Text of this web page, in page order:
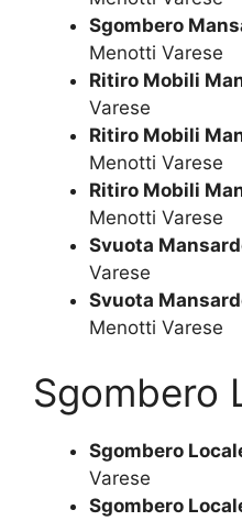
Sgombero
Menotti Varese
Ritiro Mobili
Varese
Ritiro Mobili
Menotti Varese
Ritiro Mobili
Menotti Varese
Svuota
Varese
Svuota
Menotti Varese
Sgombero
Sgombero
Varese
Sgombero